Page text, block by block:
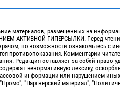
материалов, размещенных на
АКТИВНОЙ ГИПЕРСЫЛКИ. Перед
по возможности ознакомьтесь с
противопоказания. Комментарии
Редакция оставляет за собой право
ненормативную лексику,
информации или нарушением
"Партнерский материал",